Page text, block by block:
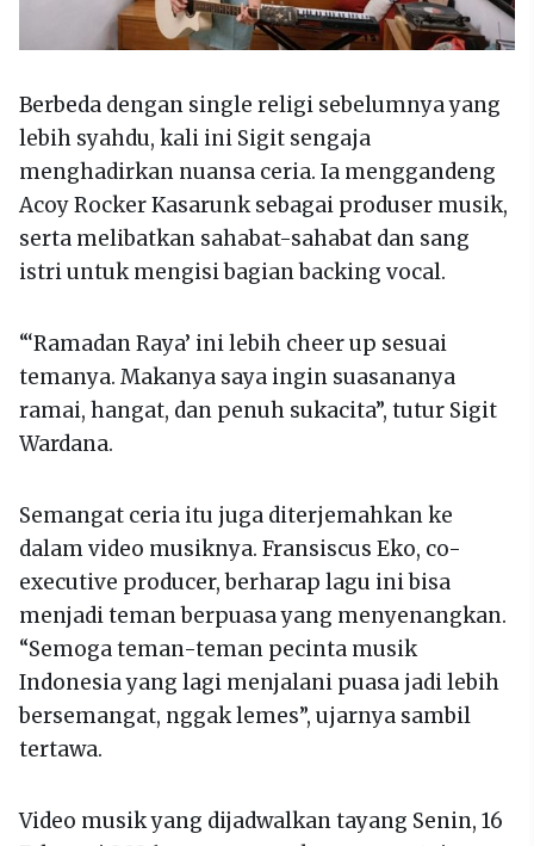
Berbeda dengan single religi sebelumnya yang
lebih syahdu, kali ini Sigit sengaja
menghadirkan nuansa ceria. Ia menggandeng
Acoy Rocker Kasarunk sebagai produser musik,
serta melibatkan sahabat-sahabat dan sang
istri untuk mengisi bagian backing vocal.
“‘Ramadan Raya’ ini lebih cheer up sesuai
temanya. Makanya saya ingin suasananya
ramai, hangat, dan penuh sukacita”, tutur Sigit
Wardana.
Semangat ceria itu juga diterjemahkan ke
dalam video musiknya. Fransiscus Eko, co-
executive producer, berharap lagu ini bisa
menjadi teman berpuasa yang menyenangkan.
“Semoga teman-teman pecinta musik
Indonesia yang lagi menjalani puasa jadi lebih
bersemangat, nggak lemes”, ujarnya sambil
tertawa.
Video musik yang dijadwalkan tayang Senin, 16